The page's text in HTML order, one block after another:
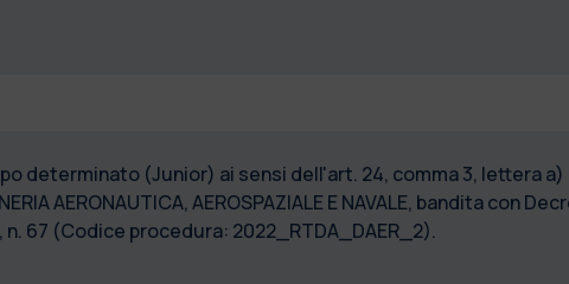
determinato (Junior) ai sensi dell'art. 24, comma 3, lettera a)
AERONAUTICA, AEROSPAZIALE E NAVALE, bandita con
67 (Codice procedura: 2022_RTDA_DAER_2).